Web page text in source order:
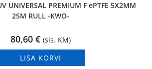
UNIVERSAL PREMIUM F ePTFE 5X2MM
25M RULL -KWO-
80,60 € (sis. KM)
LISA KORVI